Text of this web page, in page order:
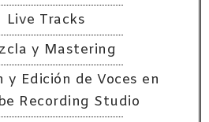
Live Tracks
y Mastering
y Edición de Voces en
Recording Studio